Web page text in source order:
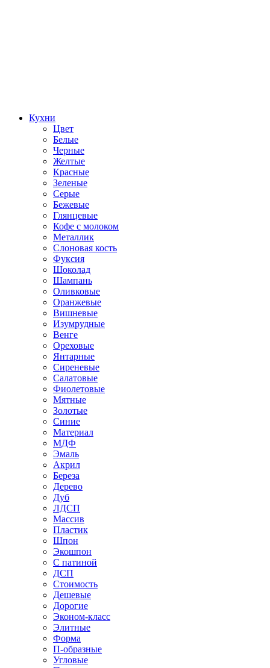
Кухни
Цвет
Белые
Черные
Желтые
Красные
Зеленые
Серые
Бежевые
Глянцевые
Кофе с молоком
Металлик
Слоновая кость
Фуксия
Шоколад
Шампань
Оливковые
Оранжевые
Вишневые
Изумрудные
Венге
Ореховые
Янтарные
Сиреневые
Салатовые
Фиолетовые
Мятные
Золотые
Синие
Материал
МДФ
Эмаль
Акрил
Береза
Дерево
Дуб
ЛДСП
Массив
Пластик
Шпон
Экошпон
С патиной
ДСП
Стоимость
Дешевые
Дорогие
Эконом-класс
Элитные
Форма
П-образные
Угловые